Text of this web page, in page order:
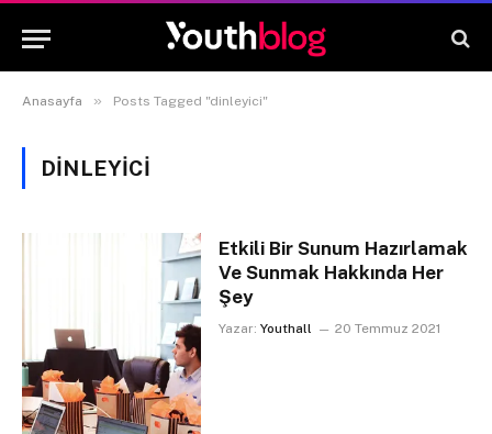
Anasayfa » Posts Tagged "dinleyici"
DINLEYICI
Etkili Bir Sunum Hazırlamak
Ve Sunmak Hakkında Her
Şey
Yazar: Youthall 20 Temmuz 2021